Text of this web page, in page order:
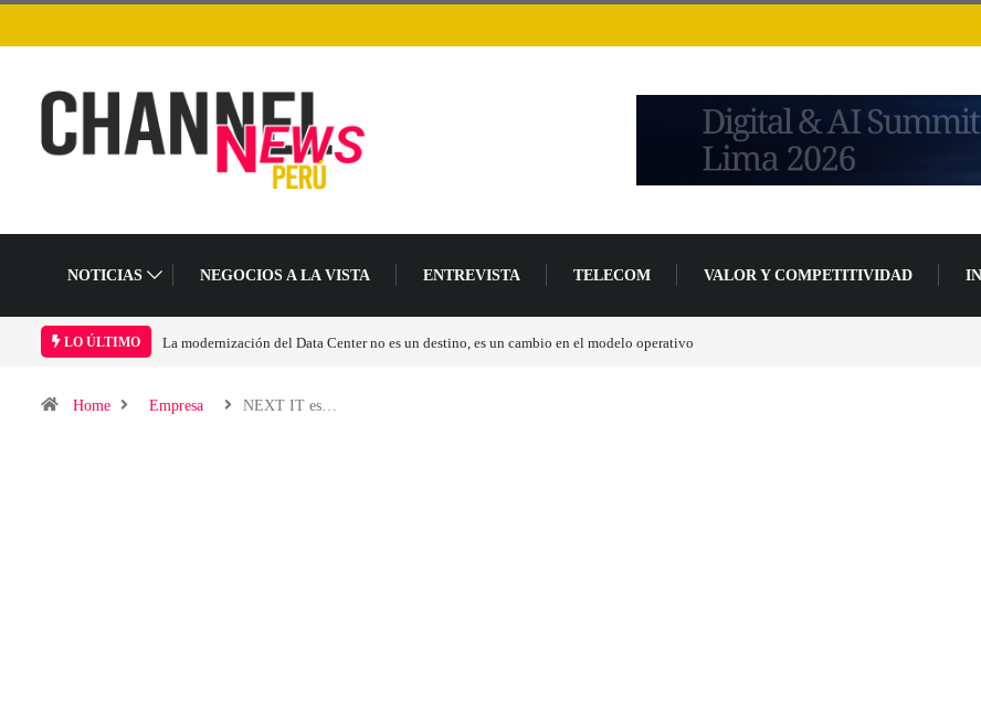
NOTICIAS NEGOCIOS A LA VISTA ENTREVISTA TELECOM VALOR Y COMPETITIVIDAD
LO ÚLTIMO
destino, es un cambio en el modelo operativoLos ingresos por semiconductores aumentarán más de un 94 % en 2026
Home Empresa NEXT IT es…